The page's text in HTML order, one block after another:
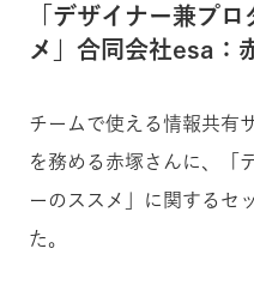
「デザイナー兼プ
メ」合同会社esa：
チームで使える情報共有
を務める赤塚さんに、「
ーのススメ」に関するセ
た。